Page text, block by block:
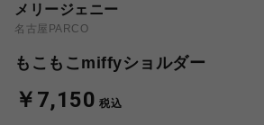
メリージェニー
名古屋PARCO
もこもこmiffyショルダー
￥7,150 税込